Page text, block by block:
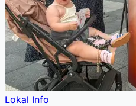
Lokal Info